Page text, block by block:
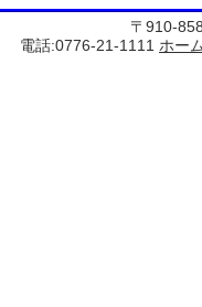
〒910-
電話:0776-21-1111 ホー